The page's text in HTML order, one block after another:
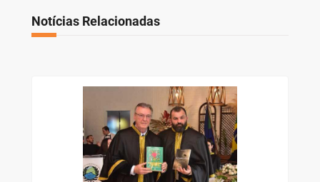
Notícias Relacionadas